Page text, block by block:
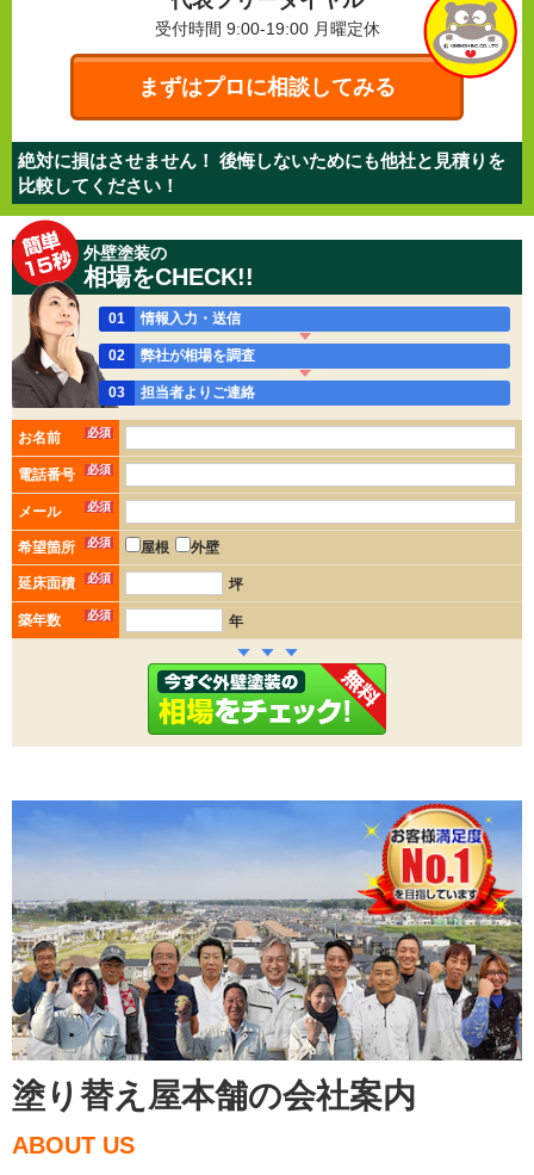
受付時間 9:00-19:00 月曜定休
まずはプロに相談してみる
絶対に損はさせません！ 後悔しないためにも他社と見積りを
比較してください！
外壁塗装の
相場をCHECK!!
01 情報入力・送信
02 弊社が相場を調査
03 担当者よりご連絡
お名前 必須
電話番号 必須
メール 必須
希望箇所 必須 屋根 外壁
延床面積 必須 坪
築年数 必須 年
塗り替え屋本舗の会社案内
ABOUT US